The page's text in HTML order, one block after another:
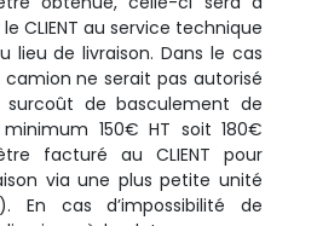
CLIENT au service technique
lieu de livraison. Dans le cas
ne serait pas autorisé
de basculement de
150€ HT soit 180€
facturé au CLIENT pour
via une plus petite unité
En cas d’impossibilité de